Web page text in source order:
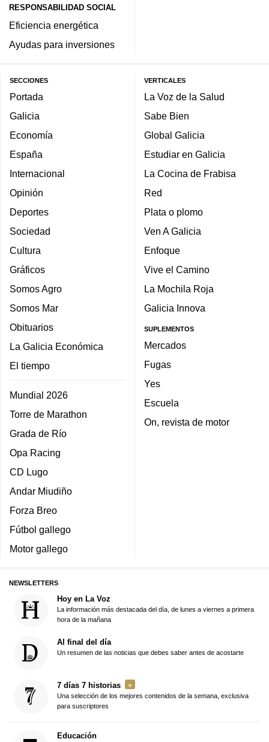
RESPONSABILIDAD SOCIAL
Eficiencia energética
Ayudas para inversiones
SECCIONES
Portada
Galicia
Economía
España
Internacional
Opinión
Deportes
Sociedad
Cultura
Gráficos
Somos Agro
Somos Mar
Obituarios
La Galicia Económica
El tiempo
Mundial 2026
Torre de Marathon
Grada de Río
Opa Racing
CD Lugo
Andar Miudiño
Forza Breo
Fútbol gallego
Motor gallego
VERTICALES
La Voz de la Salud
Sabe Bien
Global Galicia
Estudiar en Galicia
La Cocina de Frabisa
Red
Plata o plomo
Ven A Galicia
Enfoque
Vive el Camino
La Mochila Roja
Galicia Innova
SUPLEMENTOS
Mercados
Fugas
Yes
Escuela
On, revista de motor
NEWSLETTERS
Hoy en La Voz
La información más destacada del día, de lunes a viernes a primera
hora de la mañana
Al final del día
Un resumen de las noticias que debes saber antes de acostarte
7 días 7 historias
Una selección de los mejores contenidos de la semana, exclusiva
para suscriptores
Educación